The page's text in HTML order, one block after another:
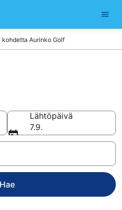
kohdetta Aurinko Golf
Lähtöpäivä
7.9.
Hae